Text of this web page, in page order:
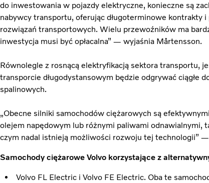
do inwestowania w pojazdy elektryczne, konieczne są
nabywcy transportu, oferując długoterminowe kontrakty
rozwiązań transportowych. Wielu przewoźników ma
inwestycja musi być opłacalna” — wyjaśnia Mårtensson.
Równolegle z rosnącą elektryfikacją sektora transportu,
transporcie długodystansowym będzie odgrywać ciągłe
spalinowych.
„Obecne silniki samochodów ciężarowych są
olejem napędowym lub różnymi paliwami odnawialnymi,
czym nadal istnieją możliwości rozwoju tej technologii”
Samochody ciężarowe Volvo korzystające z
Volvo FL Electric i Volvo FE Electric. Oba te